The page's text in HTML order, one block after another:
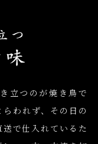
立つのが焼き鳥で
われず、その日の
で仕入れているた